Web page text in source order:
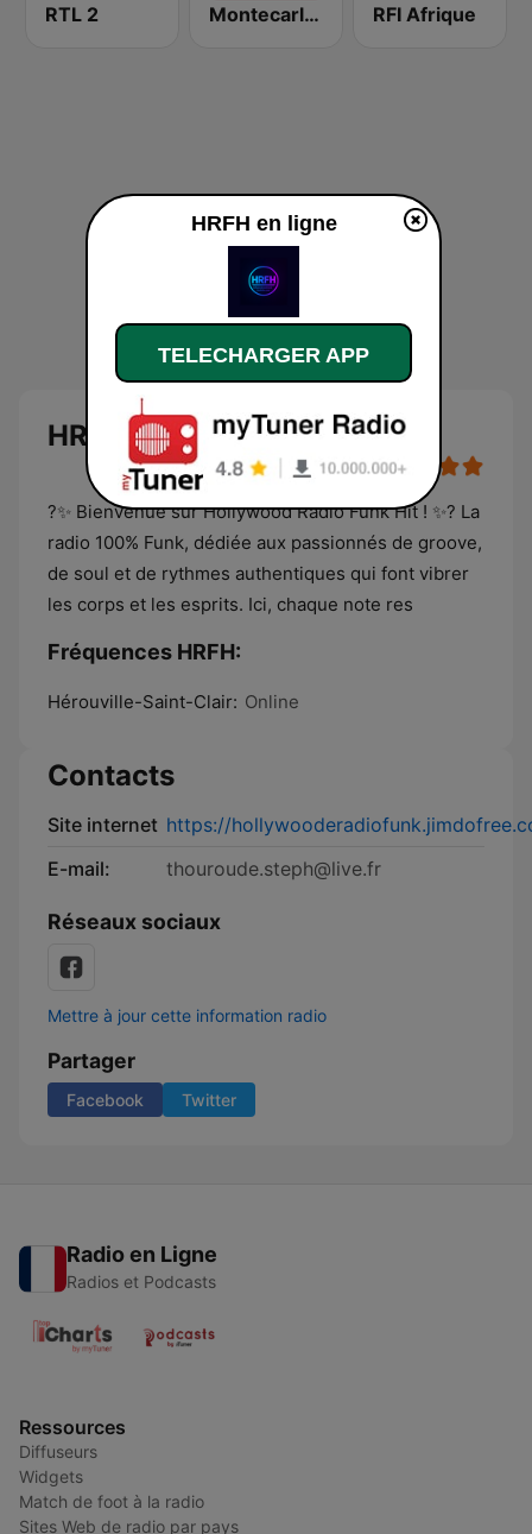
RTL 2 Montecarlo al doualiya (مونت كارلو الدولية) RFI Afrique
HRFH
?✨ Bienvenue sur Hollywood Radio Funk Hit ! ✨? La
radio 100% Funk, dédiée aux passionnés de groove,
de soul et de rythmes authentiques qui font vibrer
les corps et les esprits. Ici, chaque note res
Fréquences HRFH:
Hérouville-Saint-Clair: Online
Contacts
Site internet https://
E-mail:
thouroude.steph@live.fr
Réseaux sociaux
Mettre à jour cette information radio
Partager
Facebook Twitter
Radio en Ligne
Radios et Podcasts
Ressources
Diffuseurs
Widgets
Match de foot à la radio
Sites Web de radio par pays
HRFH en ligne
TELECHARGER APP